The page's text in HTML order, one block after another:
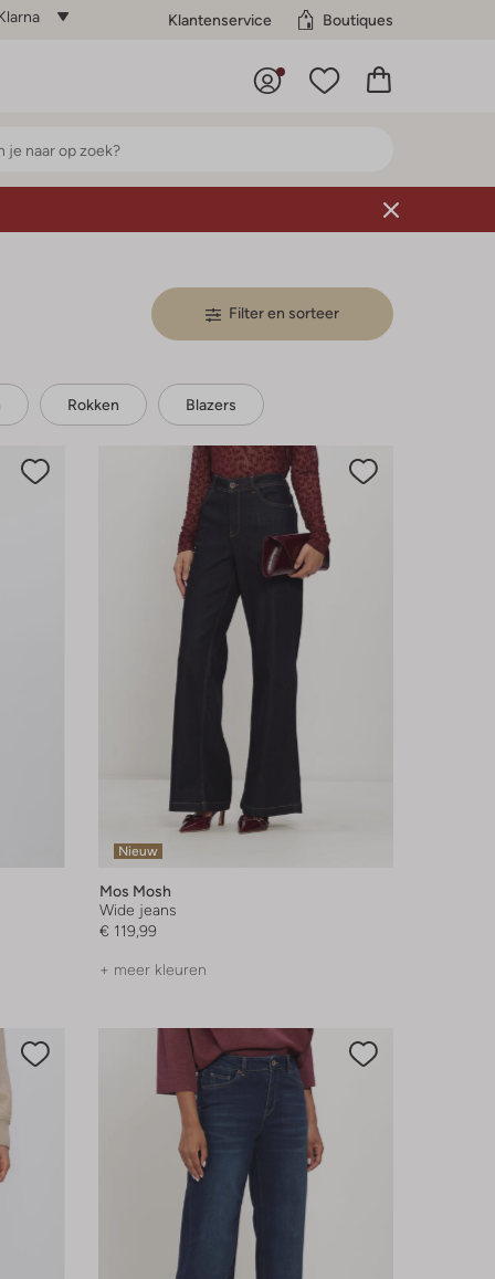
Klantenservice Boutiques
Filter en sorteer
Rokken Blazers
Nieuw
Mos Mosh
Wide jeans
€ 119,99
+ meer kleuren